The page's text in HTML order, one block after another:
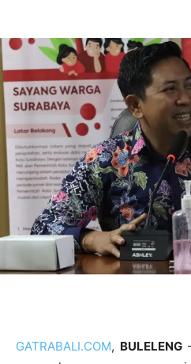
GATRABALI.COM, BULELENG